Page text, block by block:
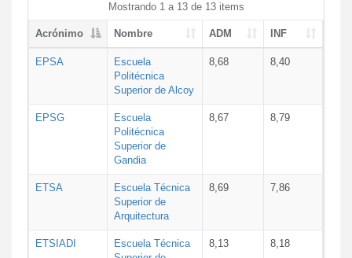
Mostrando 1 a 13 de 13 items
Acrónimo Nombre ADM INF
EPSA
Escuela
Politécnica
Superior de Alcoy
8,68 8,40
EPSG
Escuela
Politécnica
Superior de
Gandia
8,67 8,79
ETSA
Escuela Técnica
Superior de
Arquitectura
8,69 7,86
ETSIADI
Escuela Técnica
8,13 8,18